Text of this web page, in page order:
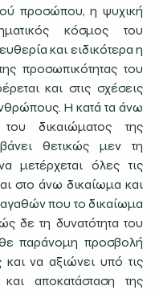
προσώπου, η ψυχική
κόσμος του
και ειδικότερα η
προσωπικότητας του
και στις σχέσεις
Η κατά τα άνω
δικαιώματος της
θετικώς μεν τη
μετέρχεται όλες τις
στο άνω δικαίωμα και
που το δικαίωμα
δε τη δυνατότητα του
παράνομη προσβολή
να αξιώνει υπό τις
αποκατάσταση της